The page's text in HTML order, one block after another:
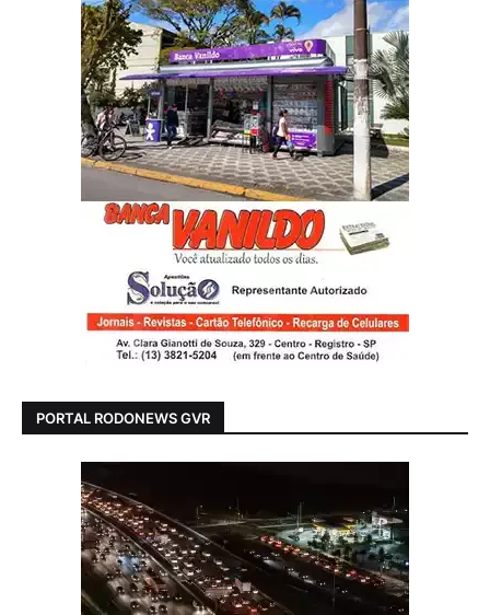
PORTAL RODONEWS GVR